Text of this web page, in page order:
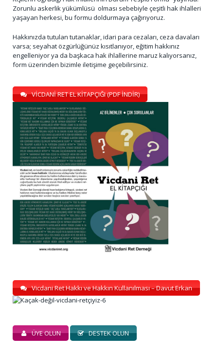
Zorunlu askerlik yükümlüsü olması sebebiyle çeşitli hak ihlalleri
yaşayan herkesi, bu formu doldurmaya çağırıyoruz.
Hakkınızda tutulan tutanaklar, idari para cezaları, ceza davaları
varsa; seyahat özgürlüğünüz kısıtlanıyor, eğitim hakkınız
engelleniyor ya da başkaca hak ihlallerine maruz kalıyorsanız,
form üzerinden bizimle iletişime geçebilirsiniz.
VİCDANİ RET EL KİTAPÇIĞI (PDF İNDİR)
Vicdani Ret Hakkı ve Hakkın Kullanılması – Davut Erkan
ÜYE OLUN DESTEK OLUN